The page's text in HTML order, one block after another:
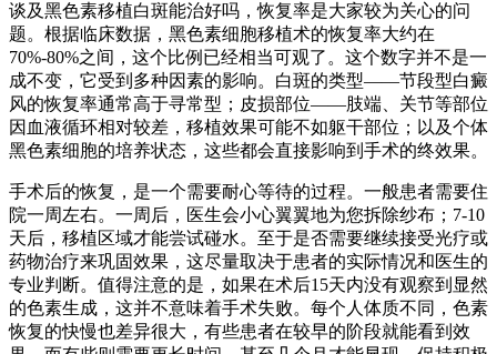
谈及黑色素移植白斑能治好吗，恢复率是大家较为关心的问
题。根据临床数据，黑色素细胞移植术的恢复率大约在
70%-80%之间，这个比例已经相当可观了。这个数字并不是一
成不变，它受到多种因素的影响。白斑的类型——节段型白癜
风的恢复率通常高于寻常型；皮损部位——肢端、关节等部位
因血液循环相对较差，移植效果可能不如躯干部位；以及个体
黑色素细胞的培养状态，这些都会直接影响到手术的终效果。
手术后的恢复，是一个需要耐心等待的过程。一般患者需要住
院一周左右。一周后，医生会小心翼翼地为您拆除纱布；7-10
天后，移植区域才能尝试碰水。至于是否需要继续接受光疗或
药物治疗来巩固效果，这尽量取决于患者的实际情况和医生的
专业判断。值得注意的是，如果在术后15天内没有观察到显然
的色素生成，这并不意味着手术失败。每个人体质不同，色素
恢复的快慢也差异很大，有些患者在较早的阶段就能看到效